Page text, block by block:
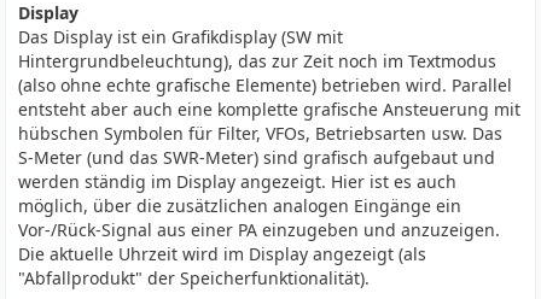
Display
Das Display ist ein Grafikdisplay (SW mit
Hintergrundbeleuchtung), das zur Zeit noch im Textmodus
(also ohne echte grafische Elemente) betrieben wird. Parallel
entsteht aber auch eine komplette grafische Ansteuerung mit
hübschen Symbolen für Filter, VFOs, Betriebsarten usw. Das
S-Meter (und das SWR-Meter) sind grafisch aufgebaut und
werden ständig im Display angezeigt. Hier ist es auch
möglich, über die zusätzlichen analogen Eingänge ein
Vor-/Rück-Signal aus einer PA einzugeben und anzuzeigen.
Die aktuelle Uhrzeit wird im Display angezeigt (als
"Abfallprodukt" der Speicherfunktionalität).